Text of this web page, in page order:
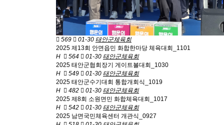
569 01-30 태안군체육회
2025 제13회 안면읍민 화합한마당 체육대회_1101
H
564 01-30 태안군체육회
2025 태안군협회장기 게이트볼대회_1030
H
549 01-30 태안군체육회
2025 태안군수기대회 통합개회식_1019
H
482 01-30 태안군체육회
2025 제8회 소원면민 화합체육대회_1017
H
542 01-30 태안군체육회
2025 남면국민체육센터 개관식_0927